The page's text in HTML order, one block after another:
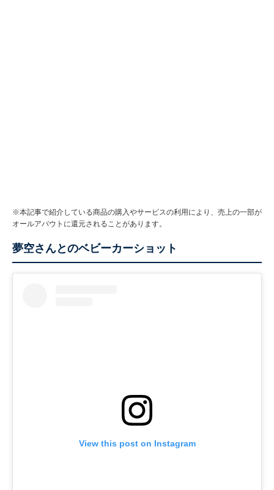
※本記事で紹介している商品の購入やサービスの利用により、売上の一部が
オールアバウトに還元されることがあります。
夢空さんとのベビーカーショット
View this post on Instagram